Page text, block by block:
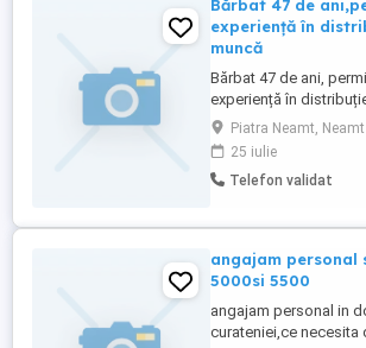
Bărbat 47 de
experiență în
muncă
Bărbat 47 de ani,
experiență în
Piatra Neamt, Neamt
25 iulie
Telefon validat
angajam personal
5000si 5500
angajam personal in
curateniei,ce necesita